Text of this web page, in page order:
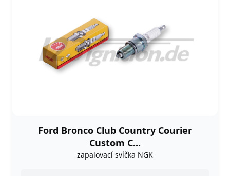
Ford Bronco Club Country Courier
Custom C...
zapalovací svíčka NGK